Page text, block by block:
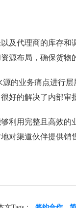
及代理商的库存
源布局，确保货物
源的业务痛点进行
好的解决了内部审
利用完整且高效
对渠道伙伴提供销